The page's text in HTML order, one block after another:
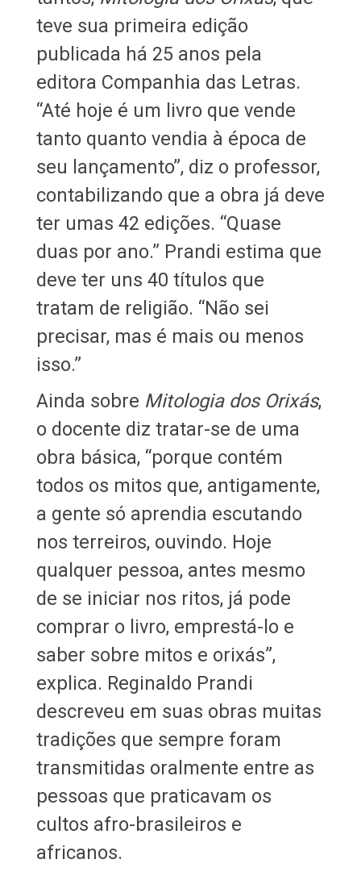
teve sua primeira edição
publicada há 25 anos pela
editora Companhia das Letras.
“Até hoje é um livro que vende
tanto quanto vendia à época de
seu lançamento”, diz o professor,
contabilizando que a obra já deve
ter umas 42 edições. “Quase
duas por ano.” Prandi estima que
deve ter uns 40 títulos que
tratam de religião. “Não sei
precisar, mas é mais ou menos
isso.”
Ainda sobre Mitologia dos Orixás,
o docente diz tratar-se de uma
obra básica, “porque contém
todos os mitos que, antigamente,
a gente só aprendia escutando
nos terreiros, ouvindo. Hoje
qualquer pessoa, antes mesmo
de se iniciar nos ritos, já pode
comprar o livro, emprestá-lo e
saber sobre mitos e orixás”,
explica. Reginaldo Prandi
descreveu em suas obras muitas
tradições que sempre foram
transmitidas oralmente entre as
pessoas que praticavam os
cultos afro-brasileiros e
africanos.